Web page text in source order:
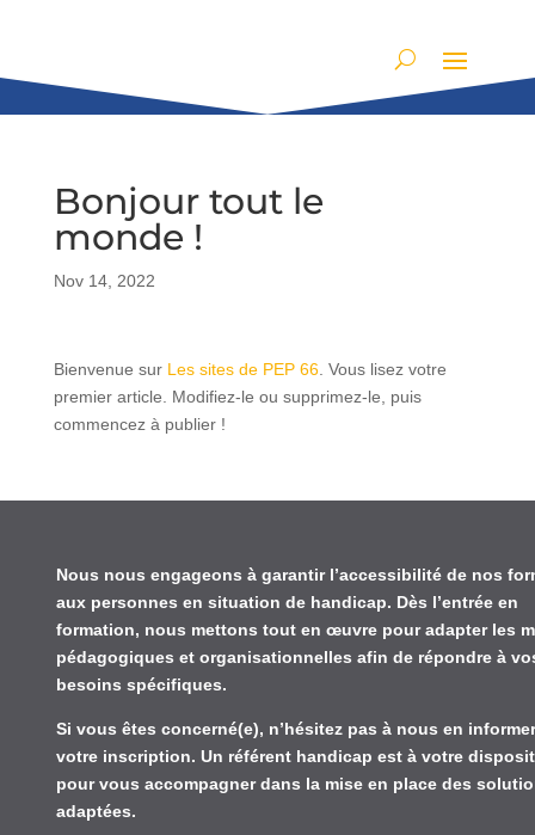
Bonjour tout le
monde !
Nov 14, 2022
Bienvenue sur Les sites de PEP 66. Vous lisez votre
premier article. Modifiez-le ou supprimez-le, puis
commencez à publier !
Nous nous engageons à garantir l’accessibilité de nos
aux personnes en situation de handicap. Dès l’entrée en
formation, nous mettons tout en œuvre pour adapter les
pédagogiques et organisationnelles afin de répondre à
besoins spécifiques.
Si vous êtes concerné(e), n’hésitez pas à nous en
votre inscription. Un référent handicap est à votre
pour vous accompagner dans la mise en place des
adaptées.